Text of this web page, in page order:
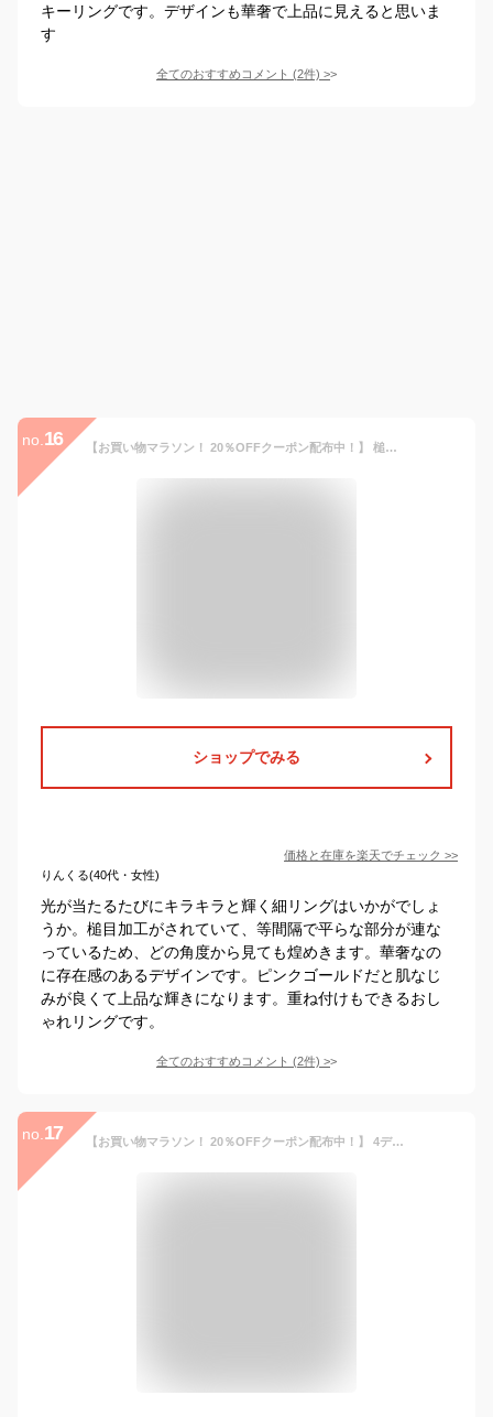
キーリングです。デザインも華奢で上品に見えると思いま
す
全てのおすすめコメント (2件) >
no. 16 【お買い物マラソン！ 20％OFFクーポン配布中！】 槌目 Fine Ring 18金 プラチナ ピンクゴールド 指輪 シンプルリング 槌目リング 華奢リング 極細リング 細リング ペアリング K18 Pt900 K18pg シンプル レディース 槌目 華奢 極細 ピンキー プレゼント
ショップでみる
価格と在庫を楽天でチェック >>
りんくる(40代・女性)
光が当たるたびにキラキラと輝く細リングはいかがでしょ
うか。槌目加工がされていて、等間隔で平らな部分が連な
っているため、どの角度から見ても煌めきます。華奢なの
に存在感のあるデザインです。ピンクゴールドだと肌なじ
みが良くて上品な輝きになります。重ね付けもできるおし
ゃれリングです。
全てのおすすめコメント (2件) >
no. 17 【お買い物マラソン！ 20％OFFクーポン配布中！】 4デザイン Fine Ring ピンクゴールド K18 K18pg 華奢リング シンプルリング 細リング 極細リング ペアリング 指輪 華奢 極細 細 18 地金 ペア ピンキー プレーン ストレート レディース リング プレゼント